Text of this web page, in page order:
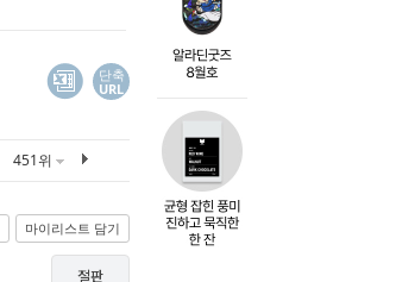
단축
URL
451위
마이리스트 담기
절판